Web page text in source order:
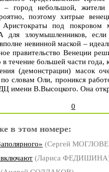
– город небольшой,
поэтому хитрые
Аристократы под
для злоумышленников,
невинной маской –
правительство Венеции
течение большей части года,
(демонстрации) масок
словам Оли, проникся
имени В.Высоцкого. Она
0
в этом номере:
(Сергей
(Лариса